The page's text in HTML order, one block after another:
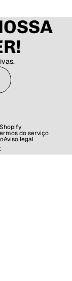
do serviço
Aviso legal